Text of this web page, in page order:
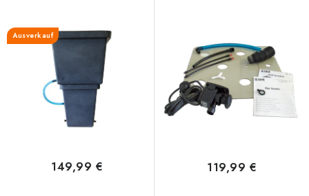
P
r
o
r
Ausverkauf
149,99 € 119,99 €